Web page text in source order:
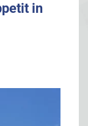
in